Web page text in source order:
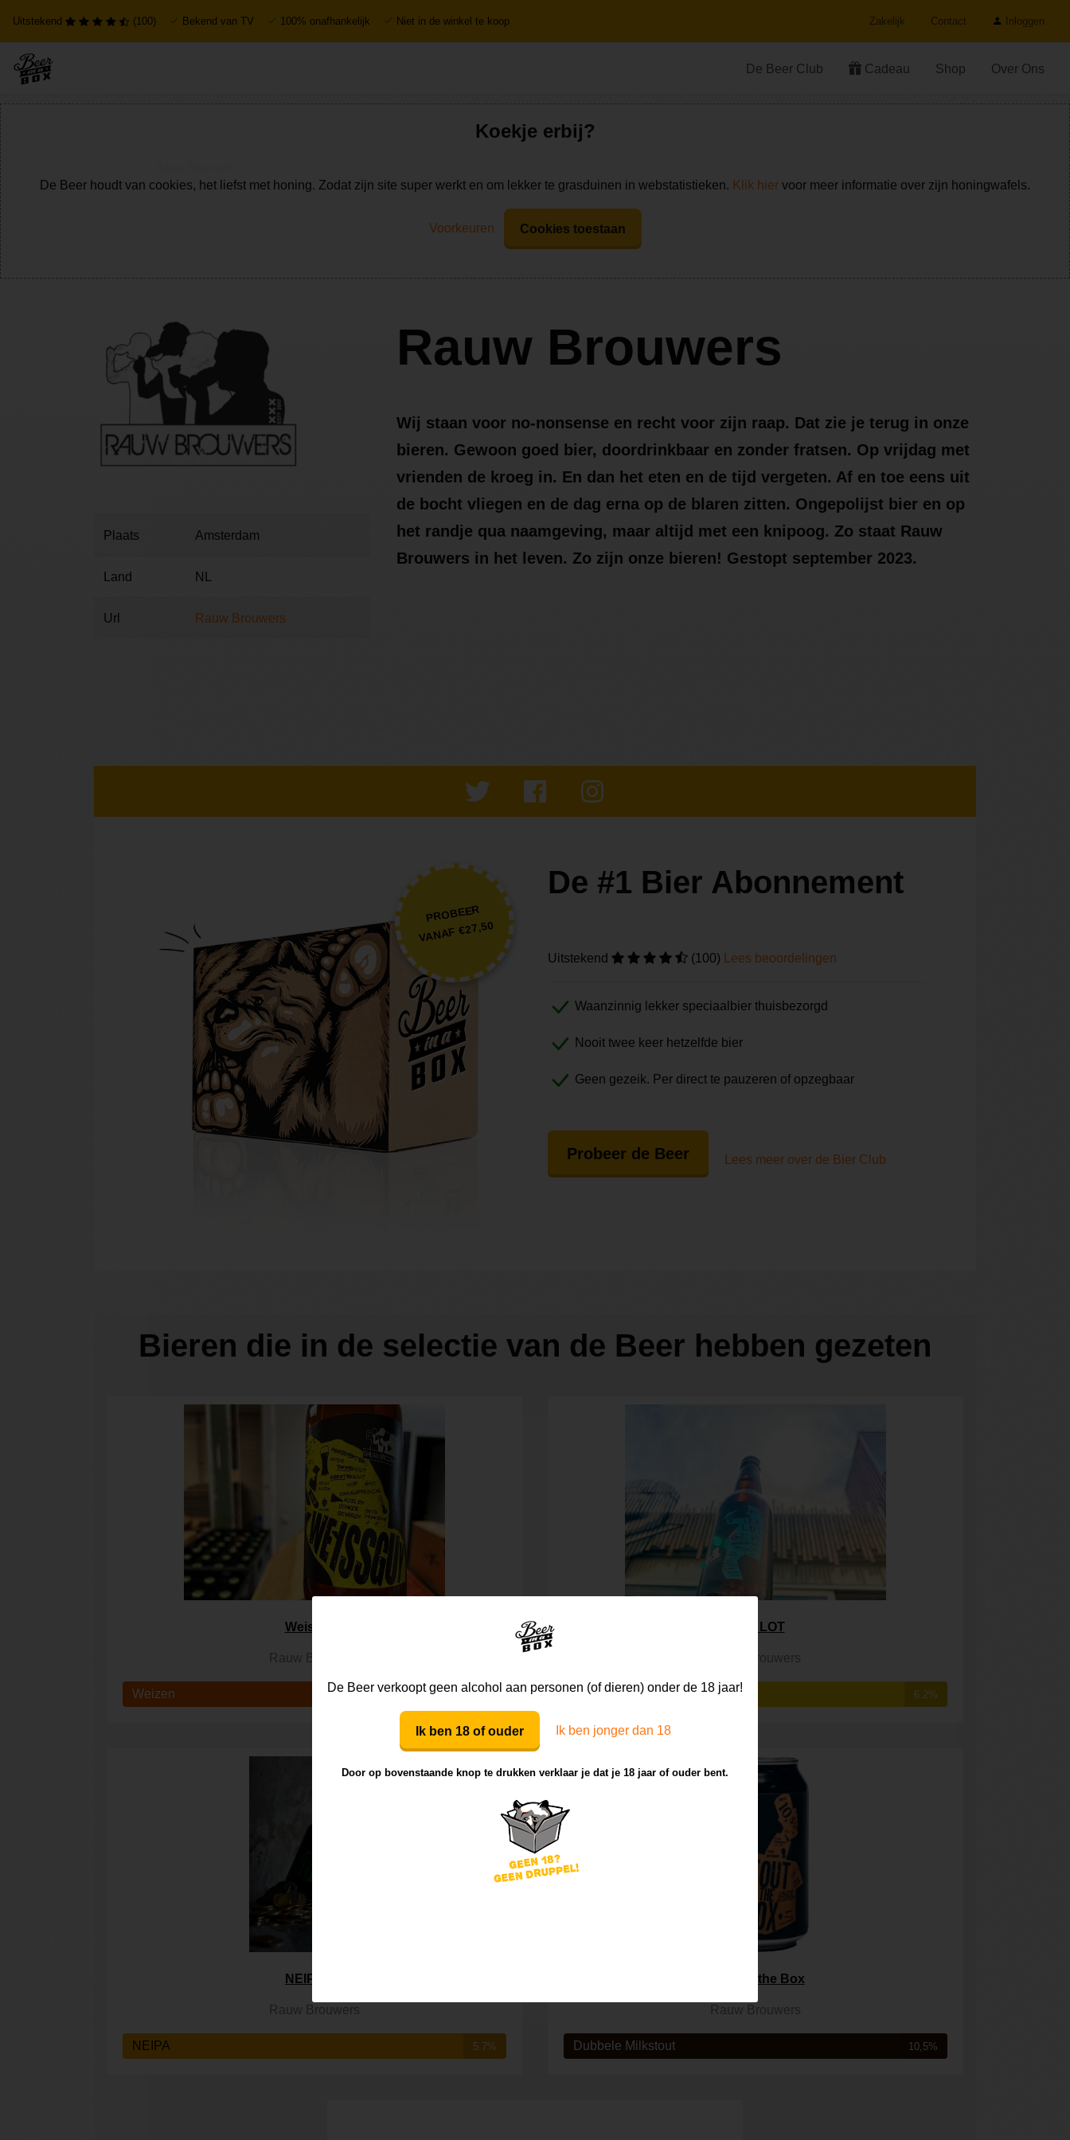
Uitstekend (100) Bekend van TV 100% onafhankelijk Niet in de winkel te koop Zakelijk Contact Inloggen
De Beer Club Cadeau Shop Over Ons
Plaats Amsterdam
Land NL
Url Rauw Brouwers
Rauw Brouwers
Wij staan voor no-nonsense en recht voor zijn raap. Dat zie je terug in onze
bieren. Gewoon goed bier, doordrinkbaar en zonder fratsen. Op vrijdag met
vrienden de kroeg in. En dan het eten en de tijd vergeten. Af en toe eens uit
de bocht vliegen en de dag erna op de blaren zitten. Ongepolijst bier en op
het randje qua naamgeving, maar altijd met een knipoog. Zo staat Rauw
Brouwers in het leven. Zo zijn onze bieren! Gestopt september 2023.
PROBEER
VANAF €27,50
De #1 Bier Abonnement
Uitstekend (100) Lees beoordelingen
Waanzinnig lekker speciaalbier thuisbezorgd
Nooit twee keer hetzelfde bier
Geen gezeik. Per direct te pauzeren of opzegbaar
Probeer de Beer Lees meer over de Bier Club
Bieren die in de selectie van de Beer hebben gezeten
Weissguy
Rauw Brouwers
Weizen 5.7%
I.P.A. LOT
Rauw Brouwers
Amerikaanse IPA 6.2%
NEIPAard
Rauw Brouwers
NEIPA 5.7%
Stout of the Box
Rauw Brouwers
Dubbele Milkstout 10,5%
De Beer verkoopt geen alcohol aan personen (of dieren) onder de 18 jaar!
Ik ben 18 of ouder Ik ben jonger dan 18
Door op bovenstaande knop te drukken verklaar je dat je 18 jaar of ouder bent.
Koekje erbij?
De Beer houdt van cookies, het liefst met honing. Zodat zijn site super werkt en om lekker te grasduinen in webstatistieken. Klik hier voor meer informatie over zijn honingwafels.
Voorkeuren Cookies toestaan